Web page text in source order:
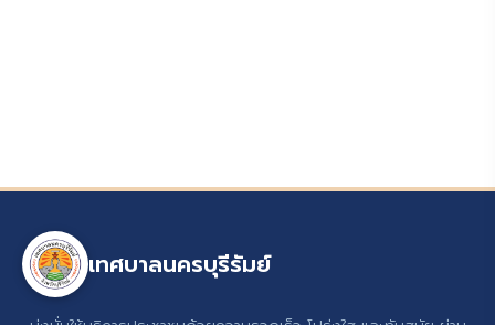
เทศบาลนครบุรีรัมย์